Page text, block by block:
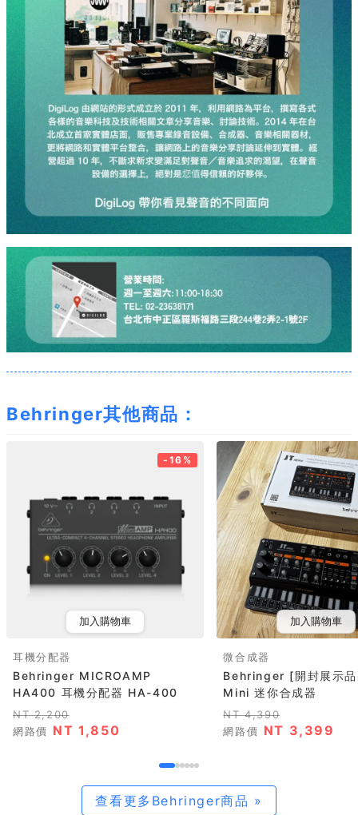
Behringer其他商品：
-16%
加入購物車
耳機分配器
Behringer MICROAMP
HA400 耳機分配器 HA-400
NT 2,200
網路價 NT 1,850
加入購物車
微合成器
Behringer [開封展示
Mini 迷你合成器
NT 4,390
網路價 NT 3,399
查看更多Behringer商品 »